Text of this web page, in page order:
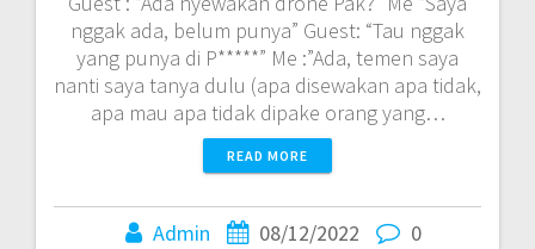
nggak ada, belum punya” Guest: “Tau nggak
yang punya di P*****” Me :”Ada, temen saya
nanti saya tanya dulu (apa disewakan apa tidak,
apa mau apa tidak dipake orang yang…
READ MORE
Admin 08/12/2022 0